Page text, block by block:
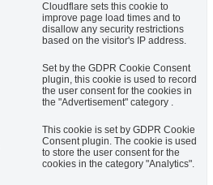
Cloudflare sets this cookie to
improve page load times and to
disallow any security restrictions
based on the visitor's IP address.
Set by the GDPR Cookie Consent
plugin, this cookie is used to record
the user consent for the cookies in
the "Advertisement" category .
This cookie is set by GDPR Cookie
Consent plugin. The cookie is used
to store the user consent for the
cookies in the category "Analytics".